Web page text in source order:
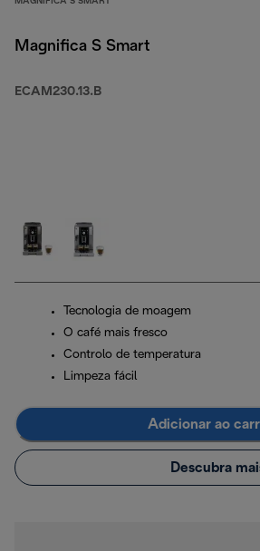
MAGNIFICA S SMART
Magnifica S Smart
ECAM230.13.B
Tecnologia de moagem
O café mais fresco
Controlo de temperatura
Limpeza fácil
Adicionar ao
Descubra